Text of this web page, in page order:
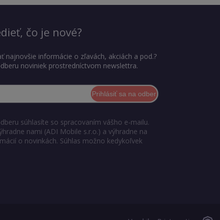
čo je nové?
najnovšie informácie o zľavách, akciách a pod.?
noviniek prostredníctvom newslettra.
Prihlásiť sa na odber
súhlasíte so spracovaním vášho e-mailu.
nami (ADI Mobile s.r.o.) a výhradne na
o novinkách. Súhlas možno kedykoľvek